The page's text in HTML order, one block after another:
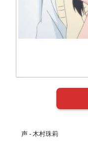
声 - 木村珠莉